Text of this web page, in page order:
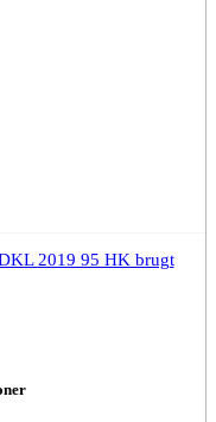
2019 95 HK brugt